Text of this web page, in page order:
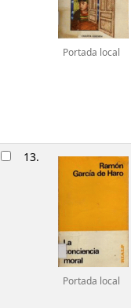
Portada local
13.
Portada local